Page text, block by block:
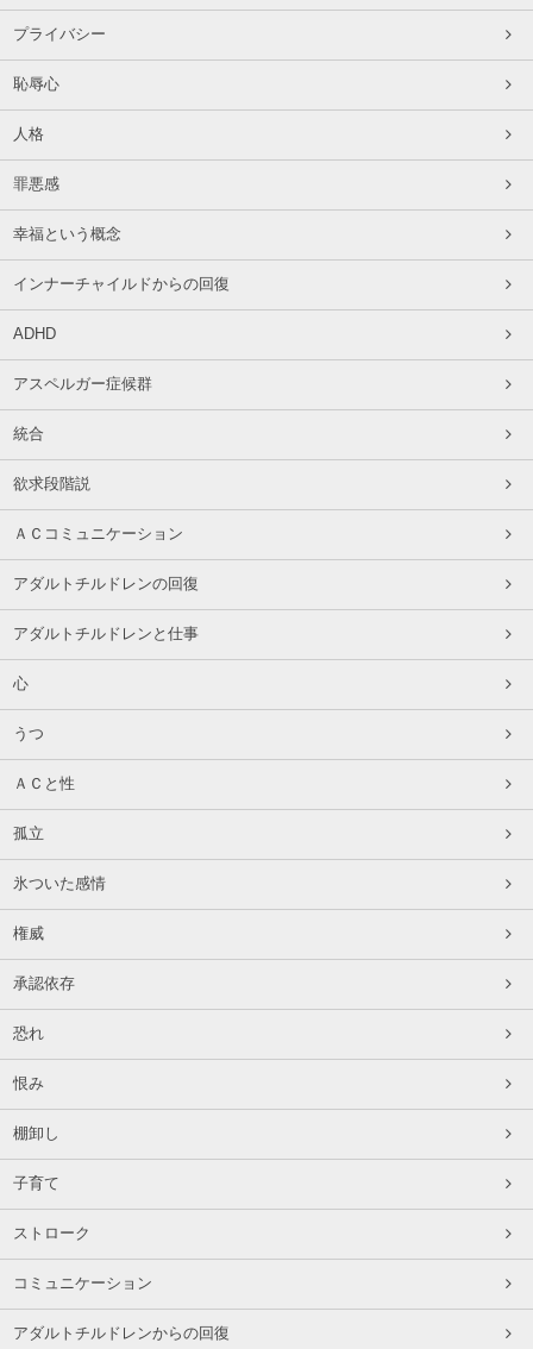
プライバシー
恥辱心
人格
罪悪感
幸福という概念
インナーチャイルドからの回復
ADHD
アスペルガー症候群
統合
欲求段階説
ＡＣコミュニケーション
アダルトチルドレンの回復
アダルトチルドレンと仕事
心
うつ
ＡＣと性
孤立
氷ついた感情
権威
承認依存
恐れ
恨み
棚卸し
子育て
ストローク
コミュニケーション
アダルトチルドレンからの回復